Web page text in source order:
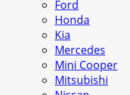
Ford
Honda
Kia
Mercedes
Mini Cooper
Mitsubishi